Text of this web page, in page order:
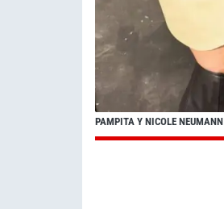
PAMPITA Y NICOLE NEUMANN